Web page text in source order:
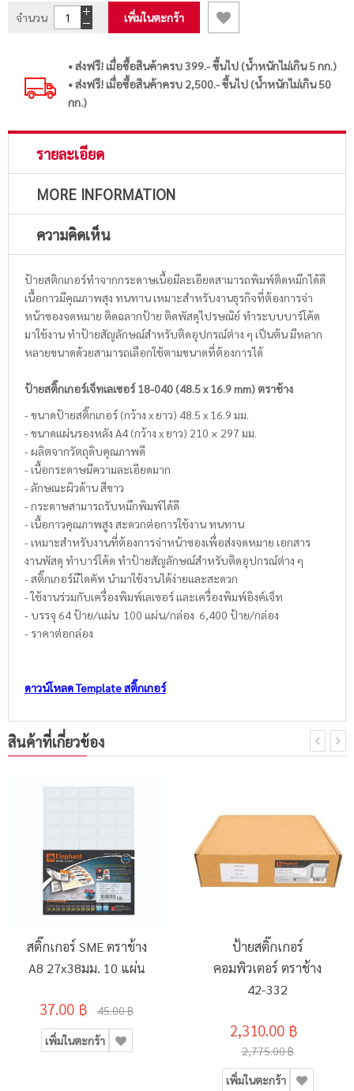
จำนวน
เพิ่มในตะกร้า
• ส่งฟรี! เมื่อซื้อสินค้าครบ 399.- ขึ้นไป (น้ำหนักไม่เกิน 5 กก.)
• ส่งฟรี! เมื่อซื้อสินค้าครบ 2,500.- ขึ้นไป (น้ำหนักไม่เกิน 50
กก.)
รายละเอียด
MORE INFORMATION
ความคิดเห็น
ป้ายสติกเกอร์ทำจากกระดาษเนื้อมีละเอียดสามารถพิมพ์ติดหมึกได้ดี
เนื้อกาวมีคุณภาพสุง ทนทาน เหมาะสำหรับงานธุรกิจที่ต้องการจ่า
หน้าซองจดหมาย ติดฉลากป้าย ติดพัสดุไปรษณิย์ ทำระบบบาร์โค้ด
มาใช้งาน ทำป้ายสัญลักษณ์สำหรับติดอุปกรณ์ต่าง ๆ เป็นต้น มีหลาก
หลายขนาดด้วยสามารถเลือกใช้ตามขนาดที่ต้องการได้
ป้ายสติ๊กเกอร์เจ็ทเลเซอร์ 18-040 (48.5 x 16.9 mm) ตราช้าง
- ขนาดป้ายสติ๊กเกอร์ (กว้าง x ยาว) 48.5 x 16.9 มม.
- ขนาดแผ่นรองหลัง A4 (กว้าง x ยาว) 210 × 297 มม.
- ผลิตจากวัตถุดิบคุณภาพดี
- เนื้อกระดาษมีความละเอียดมาก
- ลักษณะผิวด้าน สีขาว
- กระดาษสามารถรับหมึกพิมพ์ได้ดี
- เนื้อกาวคุณภาพสูง สะดวกต่อการใช้งาน ทนทาน
- เหมาะสำหรับงานที่ต้องการจ่าหน้าซองเพื่อส่งจดหมาย เอกสาร
งานพัสดุ ทำบาร์โค้ด ทำป้ายสัญลักษณ์สำหรับติดอุปกรณ์ต่าง ๆ
- สติ๊กเกอร์มีไดคัท นำมาใช้งานได้ง่ายและสะดวก
- ใช้งานร่วมกับเครื่องพิมพ์เลเซอร์ และเครื่องพิมพ์อิงค์เจ็ท
- บรรจุ 64 ป้าย/แผ่น 100 แผ่น/กล่อง 6,400 ป้าย/กล่อง
- ราคาต่อกล่อง
ดาวน์โหลด Template สติ๊กเกอร์
สินค้าที่เกี่ยวข้อง
สติ๊กเกอร์ SME ตราช้าง
A8 27x38มม. 10 แผ่น
37.00 ฿ 45.00 ฿
เพิ่มในตะกร้า
ป้ายสติ๊กเกอร์
คอมพิวเตอร์ ตราช้าง
42-332
2,310.00 ฿
2,775.00 ฿
เพิ่มในตะกร้า